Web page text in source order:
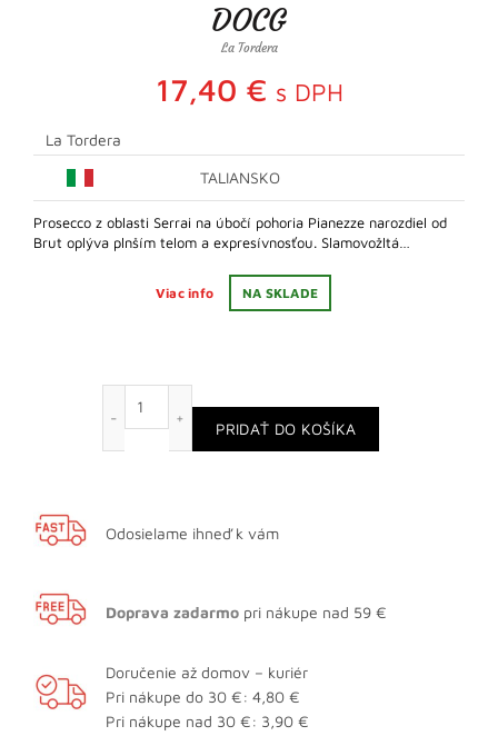
DOCG
La Tordera
17,40 € s DPH
La Tordera
TALIANSKO
Prosecco z oblasti Serrai na úbočí pohoria Pianezze narozdiel od
Brut oplýva plnším telom a expresívnosťou. Slamovožltá…
Viac info NA SKLADE
PRIDAŤ DO KOŠÍKA
Odosielame ihneď k vám
Doprava zadarmo pri nákupe nad 59 €
Doručenie až domov – kuriér
Pri nákupe do 30 €: 4,80 €
Pri nákupe nad 30 €: 3,90 €